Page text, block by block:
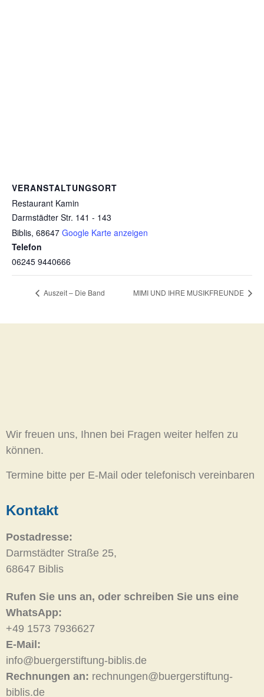
VERANSTALTUNGSORT
Restaurant Kamin
Darmstädter Str. 141 - 143
Biblis, 68647 Google Karte anzeigen
Telefon
06245 9440666
Auszeit – Die Band MIMI UND IHRE MUSIKFREUNDE
Wir freuen uns, Ihnen bei Fragen weiter helfen zu
können.
Termine bitte per E-Mail oder telefonisch vereinbaren
Kontakt
Postadresse:
Darmstädter Straße 25,
68647 Biblis
Rufen Sie uns an, oder schreiben Sie uns eine
WhatsApp:
+49 1573 7936627
E-Mail:
info@buergerstiftung-biblis.de
Rechnungen an: rechnungen@buergerstiftung-
biblis.de